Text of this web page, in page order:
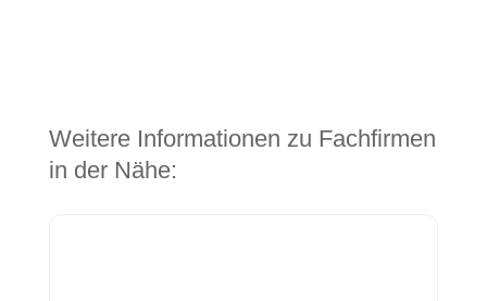
Weitere Informationen zu Fachfirmen
in der Nähe: